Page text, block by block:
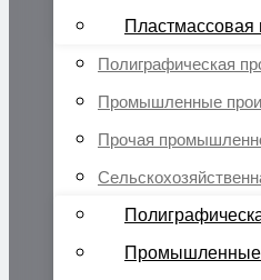
Полиграфическая
Промышленные
Прочая
Промышленные